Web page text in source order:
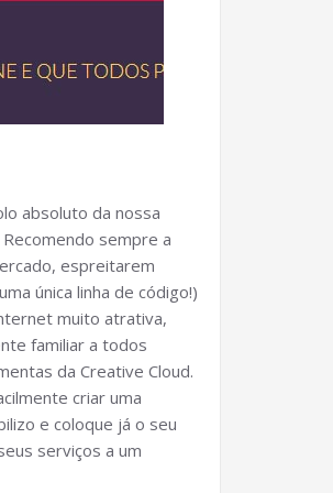
absoluto da nossa
sempre a
espreitarem
única linha de código!)
muito atrativa,
familiar a todos
da Creative Cloud.
criar uma
e coloque já o seu
serviços a um